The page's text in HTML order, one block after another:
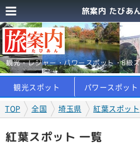
旅案内 たびあ
観光・レジャー・パワースポット・B級
観光スポット パワースポット
TOP
全国 埼玉県 紅葉スポット
紅葉スポット 一覧